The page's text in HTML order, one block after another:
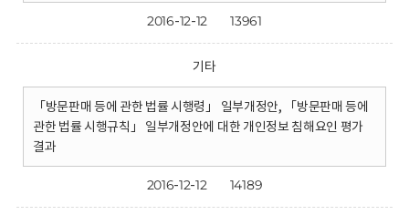
2016-12-12 13961
기타
「방문판매 등에 관한 법률 시행령」 일부개정안, 「방문판매 등에
관한 법률 시행규칙」 일부개정안에 대한 개인정보 침해요인 평가
결과
2016-12-12 14189